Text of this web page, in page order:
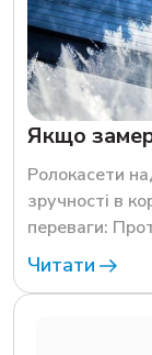
Якщо
Ролокасети
зручності в
переваги:
Читати